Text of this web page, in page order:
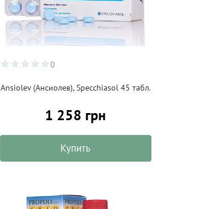
0
Ansiolev (Ансиолев), Specchiasol 45 табл.
1 258 грн
Купить